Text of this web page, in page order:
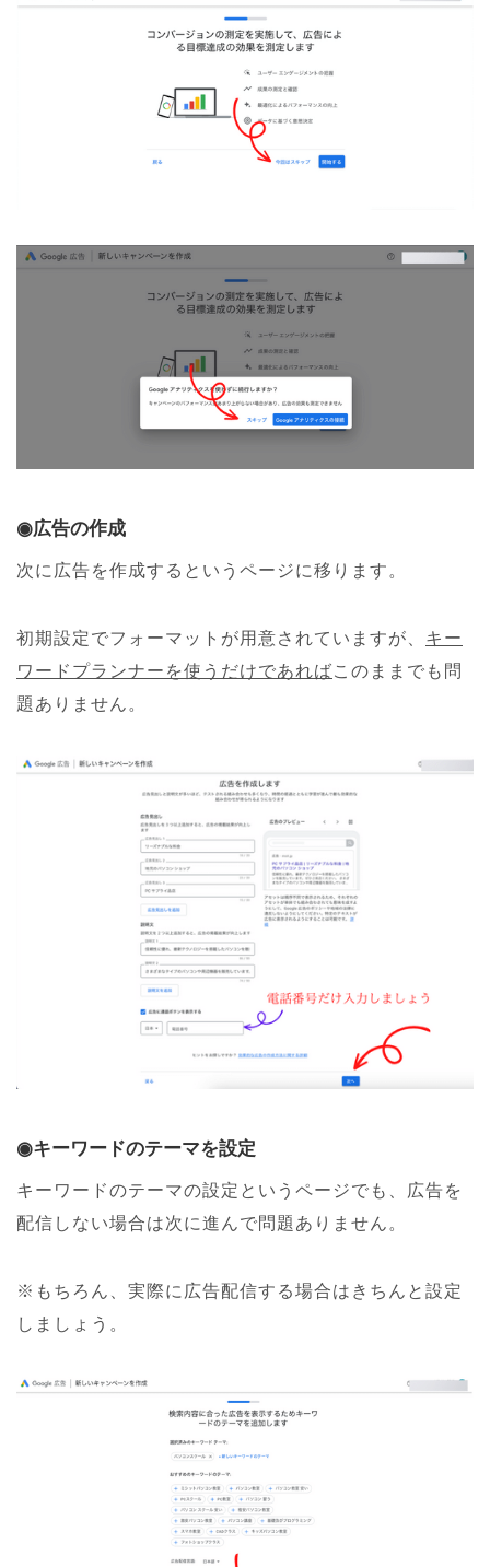
◉広告の作成
次に広告を作成するというページに移ります。
初期設定でフォーマットが用意されていますが、 キー
ワードプランナーを使うだけであればこのままでも問
題ありません。
◉キーワードのテーマを設定
キーワードのテーマの設定というページでも、広告を
配信しない場合は次に進んで問題ありません。
※もちろん、実際に広告配信する場合はきちんと設定
しましょう。